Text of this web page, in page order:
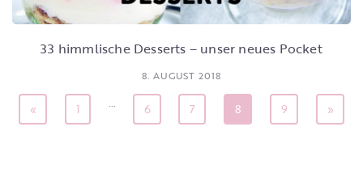
33 himmlische Desserts – unser neues Pocket
8. AUGUST 2018
« 1 … 6 7 8 9 »